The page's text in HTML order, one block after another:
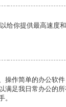
给你提供最高速度
操作简单的办公软
满足我日常办公的
。